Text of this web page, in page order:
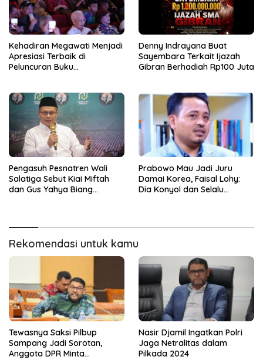
Kehadiran Megawati Menjadi
Apresiasi Terbaik di
Peluncuran Buku
Denny Indrayana Buat
Sayembara Terkait Ijazah
Gibran Berhadiah Rp100 Juta
Pengasuh Pesnatren Wali
Salatiga Sebut Kiai Miftah
dan Gus Yahya Biang
Prabowo Mau Jadi Juru
Damai Korea, Faisal Lohy:
Dia Konyol dan Selalu
Rekomendasi untuk kamu
Tewasnya Saksi Pilbup
Sampang Jadi Sorotan,
Anggota DPR Minta
Nasir Djamil Ingatkan Polri
Jaga Netralitas dalam
Pilkada 2024